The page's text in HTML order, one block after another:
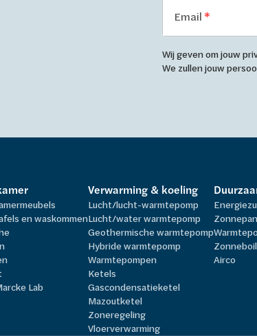
Email
Wij geven om jouw
We zullen jouw
en waskommen
Lab
Verwarming & koeling
Lucht/lucht-warmtepomp
Lucht/water warmtepomp
Geothermische warmtepomp
Hybride warmtepomp
Warmtepompen
Ketels
Gascondensatieketel
Mazoutketel
Zoneregeling
Vloerverwarming
Airco